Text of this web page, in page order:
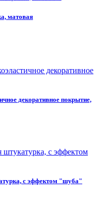
матовая
декоративное покрытие,
с эффектом "шуба"